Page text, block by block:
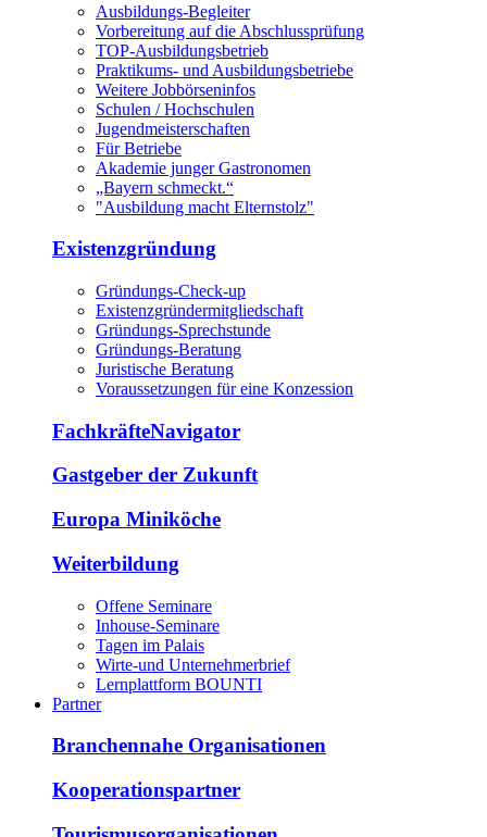
Ausbildungs-Begleiter
Vorbereitung auf die Abschlussprüfung
TOP-Ausbildungsbetrieb
Praktikums- und Ausbildungsbetriebe
Weitere Jobbörseninfos
Schulen / Hochschulen
Jugendmeisterschaften
Für Betriebe
Akademie junger Gastronomen
„Bayern schmeckt.“
"Ausbildung macht Elternstolz"
Existenzgründung
Gründungs-Check-up
Existenzgründermitgliedschaft
Gründungs-Sprechstunde
Gründungs-Beratung
Juristische Beratung
Voraussetzungen für eine Konzession
FachkräfteNavigator
Gastgeber der Zukunft
Europa Miniköche
Weiterbildung
Offene Seminare
Inhouse-Seminare
Tagen im Palais
Wirte-und Unternehmerbrief
Lernplattform BOUNTI
Partner
Branchennahe Organisationen
Kooperationspartner